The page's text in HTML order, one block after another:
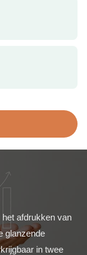
afdrukken van
glanzende
in twee